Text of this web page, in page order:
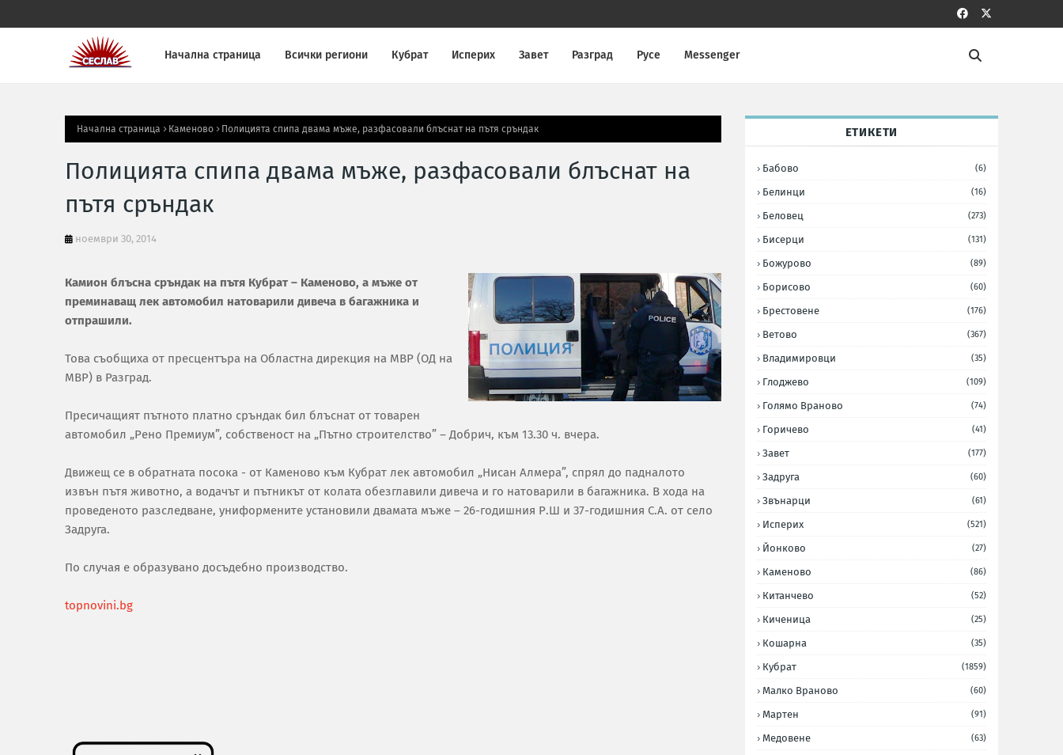
Начална страница Всички региони Кубрат Исперих Завет Разград Русе Messenger
Начална страница Каменово Полицията спипа двама мъже, разфасовали блъснат на пътя сръндак
Полицията спипа двама мъже, разфасовали блъснат на
пътя сръндак
ноември 30, 2014
Камион блъсна сръндак на пътя Кубрат – Каменово, а мъже от
преминаващ лек автомобил натоварили дивеча в багажника и
отпрашили.
Това съобщиха от пресцентъра на Областна дирекция на МВР (ОД на
МВР) в Разград.
Пресичащият пътното платно сръндак бил блъснат от товарен
автомобил „Рено Премиум”, собственост на „Пътно строителство” – Добрич, към 13.30 ч. вчера.
Движещ се в обратната посока - от Каменово към Кубрат лек автомобил „Нисан Алмера”, спрял до падналото
извън пътя животно, а водачът и пътникът от колата обезглавили дивеча и го натоварили в багажника. В хода на
проведеното разследване, униформените установили двамата мъже – 26-годишния Р.Ш и 37-годишния С.А. от село
Задруга.
По случая е образувано досъдебно производство.
topnovini.bg
ЕТИКЕТИ
Бабово (6)
Белинци (16)
Беловец (273)
Бисерци (131)
Божурово (89)
Борисово (60)
Брестовене (176)
Ветово (367)
Владимировци (35)
Глоджево (109)
Голямо Враново (74)
Горичево (41)
Завет (177)
Задруга (60)
Звънарци (61)
Исперих (521)
Йонково (27)
Каменово (86)
Китанчево (52)
Киченица (25)
Кошарна (35)
Кубрат (1859)
Малко Враново (60)
Мартен (91)
Медовене (63)